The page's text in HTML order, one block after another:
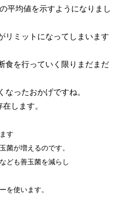
平均値を示すようになりまし
リミットになってしまいます
食を行っていく限りまだまだ
なったおかげですね。
します。
す
菌が増えるのです。
ども善玉菌を減らし
を使います。